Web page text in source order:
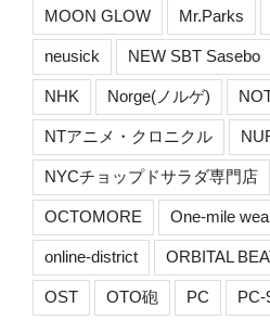
MOON GLOW Mr.Parks
neusick NEW SBT Sasebo
NHK Norge(ノルゲ)
NTアニメ・クロニクル
NYCチョップドサラダ専門店
OCTOMORE One-mile
online-district ORBITAL
OST OTO砲 PC PC-